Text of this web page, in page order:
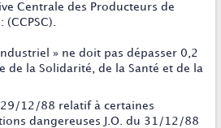
Centrale des Producteurs de
» ne doit pas dépasser 0,2
de la Solidarité, de la Santé et de la
29/12/88 relatif à certaines
dangereuses J.O. du 31/12/88